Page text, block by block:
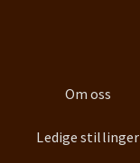
Om oss
Ledige stillinger